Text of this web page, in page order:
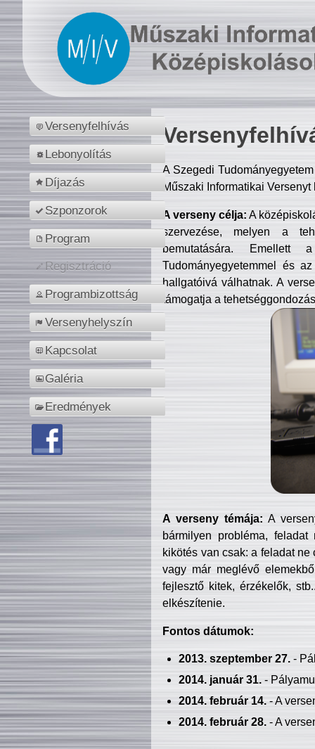
Versenyfelhívás
Lebonyolítás
Díjazás
Szponzorok
Program
Regisztráció
Programbizottság
Versenyhelyszín
Kapcsolat
Galéria
Eredmények
A Szegedi
Műszaki Informatikai
A verseny célja: A
szervezése, melyen a
bemutatására. Emellett
Tudományegyetemmel és
hallgatóivá válhatnak. A
támogatja a
A verseny témája: A
bármilyen probléma, feladat
kikötés van csak: a feladat
vagy már meglévő
fejlesztő kitek, érzékelők,
elkészítenie.
Fontos dátumok:
2013. szeptember 27.-
2014. január 31.-
2014. február 14.- A
2014. február 28.- A